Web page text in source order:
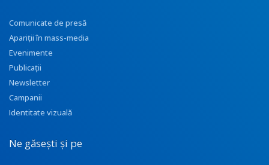
Comunicate de presă
Apariţii în mass-media
Evenimente
Publicații
Newsletter
Campanii
Identitate vizuală
Ne găsești și pe